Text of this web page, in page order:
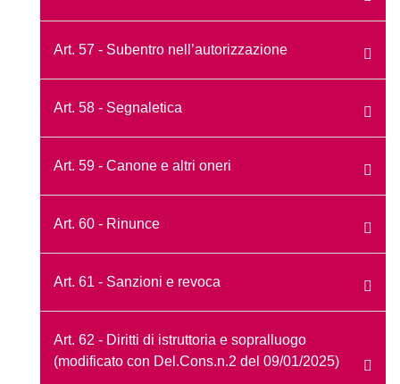
Art. 57 - Subentro nell’autorizzazione
Art. 58 - Segnaletica
Art. 59 - Canone e altri oneri
Art. 60 - Rinunce
Art. 61 - Sanzioni e revoca
Art. 62 - Diritti di istruttoria e sopralluogo
(modificato con Del.Cons.n.2 del 09/01/2025)